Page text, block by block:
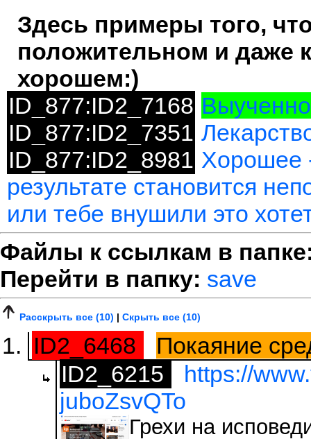
Здесь примеры того,
положительном и даже
хорошем:)
ID_877:ID2_7168
ID_877:ID2_7351
ID_877:ID2_8981 Хорошее
результате становится
или тебе внушили это
Файлы к ссылкам в
Перейти в папку: save
Расскрыть все (10) | Скрыть все (10)
ID2_6468
Покаяние
ID2_6215
https://
juboZsvQTo
Грехи на